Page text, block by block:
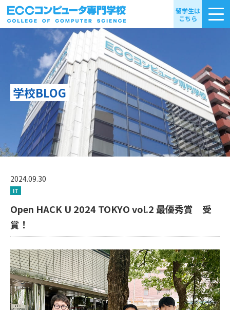
留学生は
こちら
学校BLOG
2024.09.30
IT
Open HACK U 2024 TOKYO vol.2 最優秀賞 受
賞！